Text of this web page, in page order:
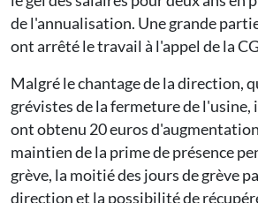
de l'annualisation. Une grande
ont arrêté le travail à l'appel de la
Malgré le chantage de la direction,
grévistes de la fermeture de l'usine,
ont obtenu 20 euros
maintien de la prime de présence
grève, la moitié des jours de grève
direction et la possibilité de